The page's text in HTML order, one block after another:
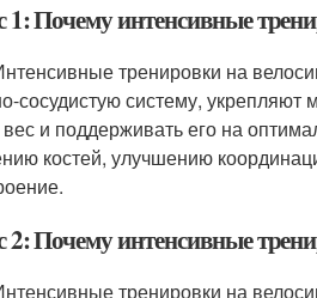
1: Почему интенсивные
тренировки на
сосудистую систему,
вес и поддерживать его на
костей, улучшению
2: Почему интенсивные
тренировки на